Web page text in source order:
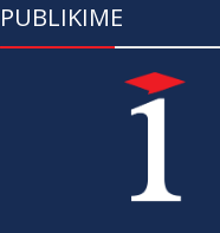
PUBLIKIME